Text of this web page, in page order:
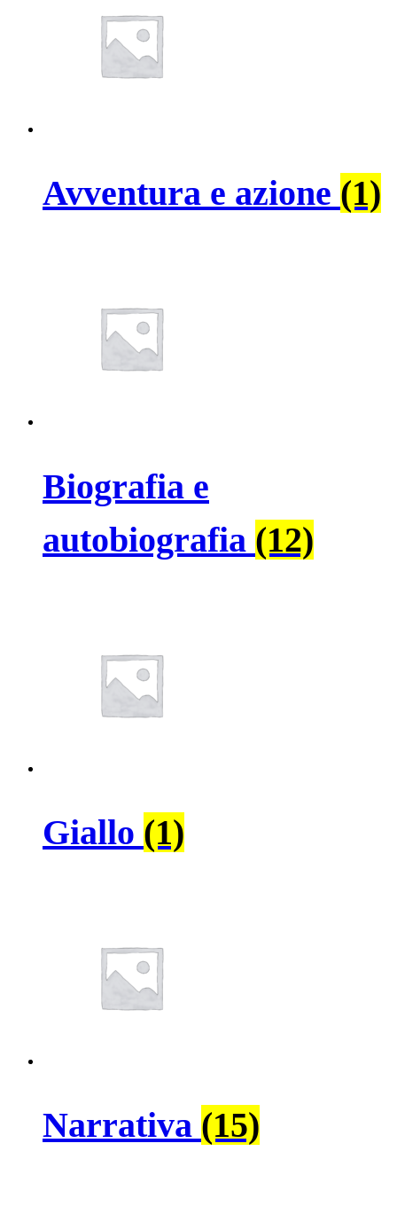
Avventura e azione (1)
Biografia e
autobiografia (12)
Giallo (1)
Narrativa (15)